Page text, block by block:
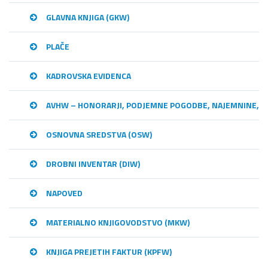
GLAVNA KNJIGA (GKW)
PLAČE
KADROVSKA EVIDENCA
AVHW – HONORARJI, PODJEMNE POGODBE, NAJEMNINE,…
OSNOVNA SREDSTVA (OSW)
DROBNI INVENTAR (DIW)
NAPOVED
MATERIALNO KNJIGOVODSTVO (MKW)
KNJIGA PREJETIH FAKTUR (KPFW)